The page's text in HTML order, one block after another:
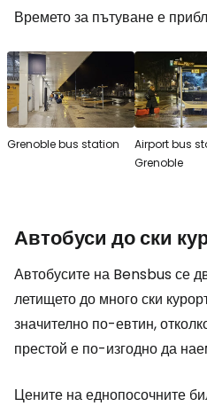
Времето за пътуване е
Grenoble bus station
Airport bus
Grenoble
Автобуси до ски
Автобусите на Bensbus се
летището до много ски
значително по-евтин,
престой е по-изгодно да
Цените на еднопосочните